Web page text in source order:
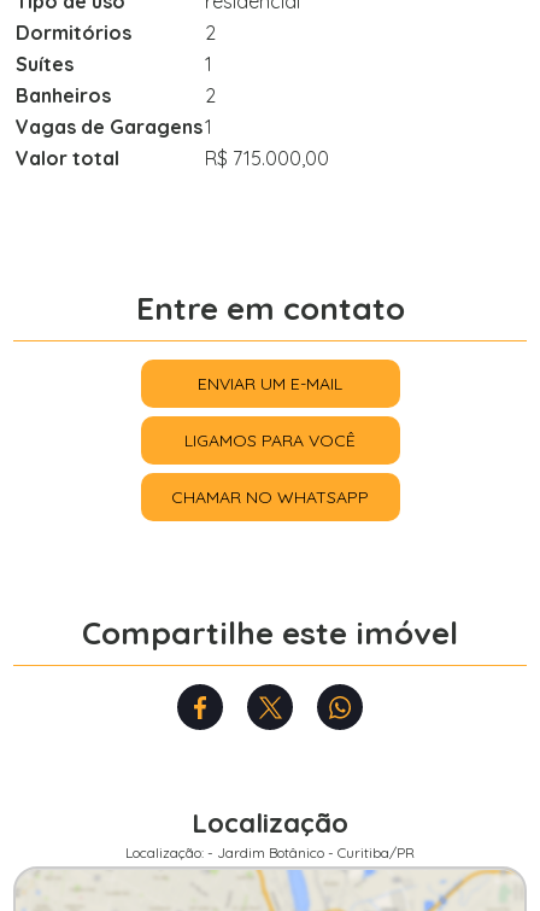
Dormitórios
2
Suítes
1
Banheiros
2
Vagas de Garagens1
Valor total
R$ 715.000,00
Entre em contato
ENVIAR UM E-MAIL
LIGAMOS PARA VOCÊ
CHAMAR NO WHATSAPP
Compartilhe este imóvel
Localização
Localização: - Jardim Botânico - Curitiba/PR